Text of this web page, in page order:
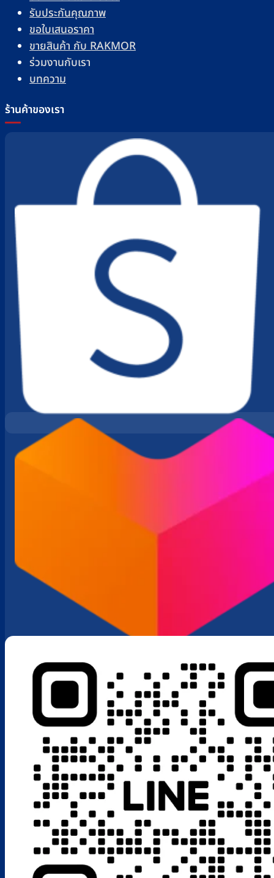
รับประกันคุณภาพ
ขอใบเสนอราคา
ขายสินค้า กับ RAKMOR
ร่วมงานกับเรา
บทความ
ร้านค้าของเรา